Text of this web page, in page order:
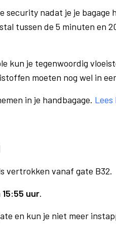
security nadat je je bagage
tussen de 5 minuten en
kun je tegenwoordig
moeten nog wel in
in je handbagage. Lees
vertrokken vanaf gate B32.
15:55 uur.
en kun je niet meer